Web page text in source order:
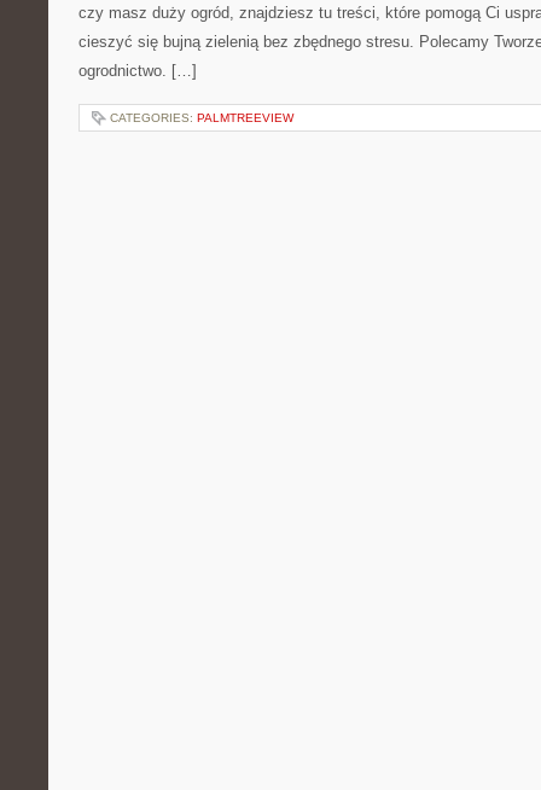
czy masz duży ogród, znajdziesz tu treści, które pomogą Ci
cieszyć się bujną zielenią bez zbędnego stresu. Polecamy
ogrodnictwo. […]
CATEGORIES: PALMTREEVIEW